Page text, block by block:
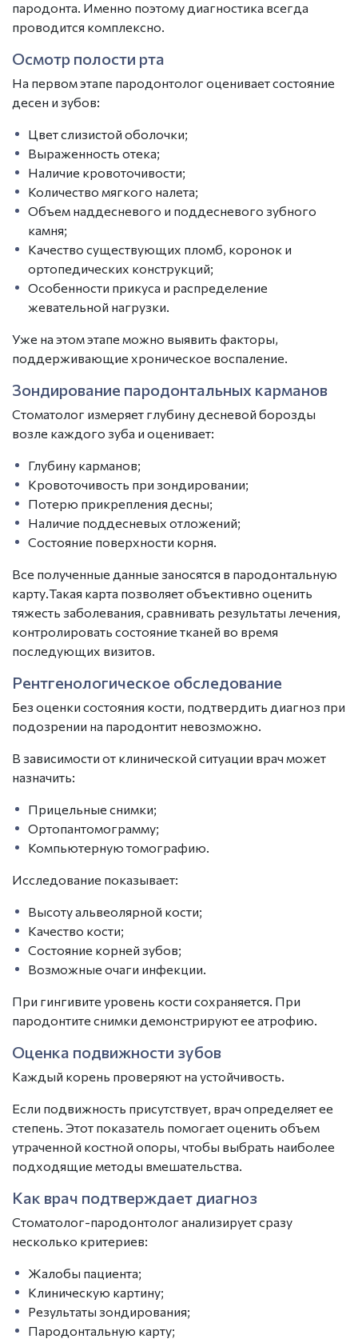
пародонта. Именно поэтому диагностика всегда
проводится комплексно.
Осмотр полости рта
На первом этапе пародонтологоценивает состояние
десен и зубов:
Цвет слизистой оболочки;
Выраженность отека;
Наличие кровоточивости;
Количество мягкого налета;
Объем наддесневого и поддесневого зубного
камня;
Качество существующих пломб, коронок и
ортопедических конструкций;
Особенности прикуса и распределение
жевательной нагрузки.
Уже на этом этапе можно выявить факторы,
поддерживающие хроническое воспаление.
Зондирование пародонтальных карманов
Стоматолог измеряет глубину десневой борозды
возле каждого зуба и оценивает:
Глубину карманов;
Кровоточивость при зондировании;
Потерю прикрепления десны;
Наличие поддесневых отложений;
Состояние поверхности корня.
Все полученные данные заносятся в пародонтальную
карту.Такая карта позволяет объективно оценить
тяжесть заболевания, сравнивать результаты лечения,
контролировать состояние тканей во время
последующих визитов.
Рентгенологическое обследование
Без оценки состояния кости, подтвердить диагноз при
подозрении на пародонтит невозможно.
В зависимости от клинической ситуации врач может
назначить:
Прицельные снимки;
Ортопантомограмму;
Компьютерную томографию.
Исследование показывает:
Высоту альвеолярной кости;
Качество кости;
Состояние корней зубов;
Возможные очаги инфекции.
При гингивите уровень кости сохраняется. При
пародонтите снимки демонстрируют ее атрофию.
Оценка подвижности зубов
Каждый корень проверяют на устойчивость.
Если подвижность присутствует, врач определяет ее
степень. Этот показатель помогает оценить объем
утраченной костной опоры, чтобы выбрать наиболее
подходящие методы вмешательства.
Как врач подтверждает диагноз
Стоматолог-пародонтолог анализирует сразу
несколько критериев:
Жалобы пациента;
Клиническую картину;
Результаты зондирования;
Пародонтальную карту;